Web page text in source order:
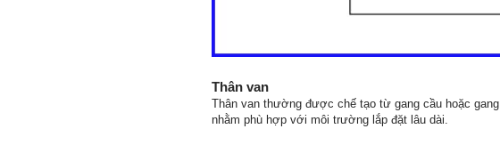
Thân van
Thân van thường được chế tạo từ gang cầu hoặc
nhằm phù hợp với môi trường lắp đặt lâu dài.